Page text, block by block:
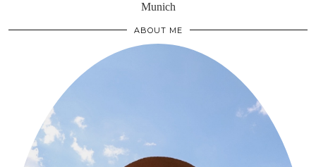
Munich
ABOUT ME